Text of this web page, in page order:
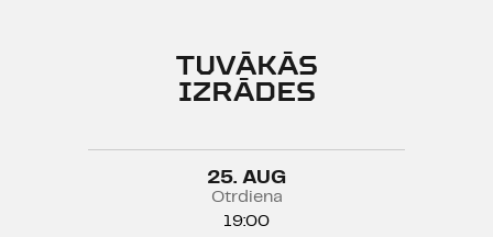
pēta atšķirību starp izsvērtu
personisko viedokli un bīstamu,
Izrādē smēķē
Vecuma ierobežojums 12+
TUVĀKĀS
IZRĀDES
25. AUG
Otrdiena
19:00